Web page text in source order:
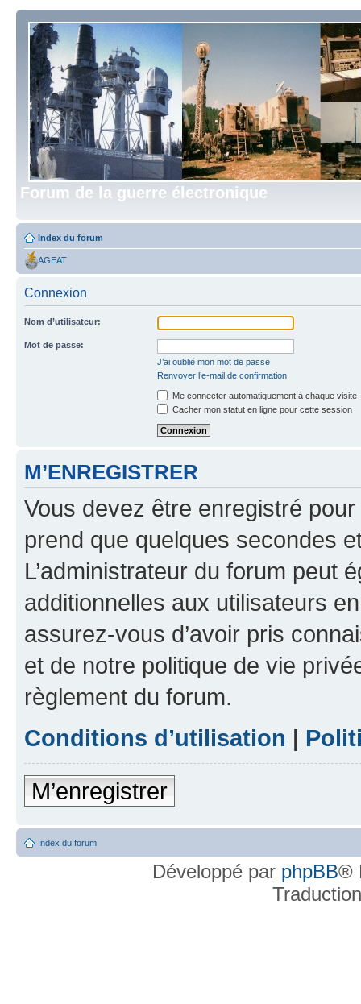
Forum de la guerre électronique
Index du forum
AGEAT
Connexion
Nom d’utilisateur:
Mot de passe:
J’ai oublié mon mot de passe
Renvoyer l’e-mail de confirmation
Me connecter automatiquement à chaque visite
Cacher mon statut en ligne pour cette session
M’ENREGISTRER
Vous devez être enregistré
prend que quelques secondes
L’administrateur du forum peut
additionnelles aux utilisateurs
assurez-vous d’avoir pris
et de notre politique de vie
règlement du forum.
Conditions d’utilisation |
M’enregistrer
Index du forum
Développé par phpBB®